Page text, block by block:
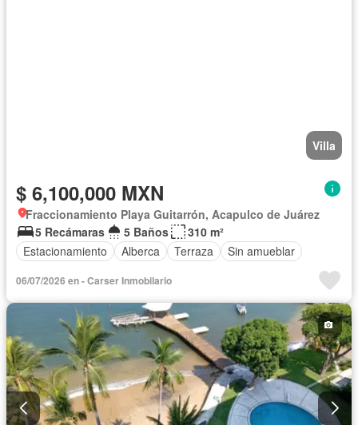
Villa
$ 6,100,000 MXN
Fraccionamiento Playa Guitarrón, Acapulco de Juárez
5 Recámaras
5 Baños
310 m²
Estacionamiento
Alberca Terraza Sin amueblar
06/07/2026 en - Carser Inmobilario